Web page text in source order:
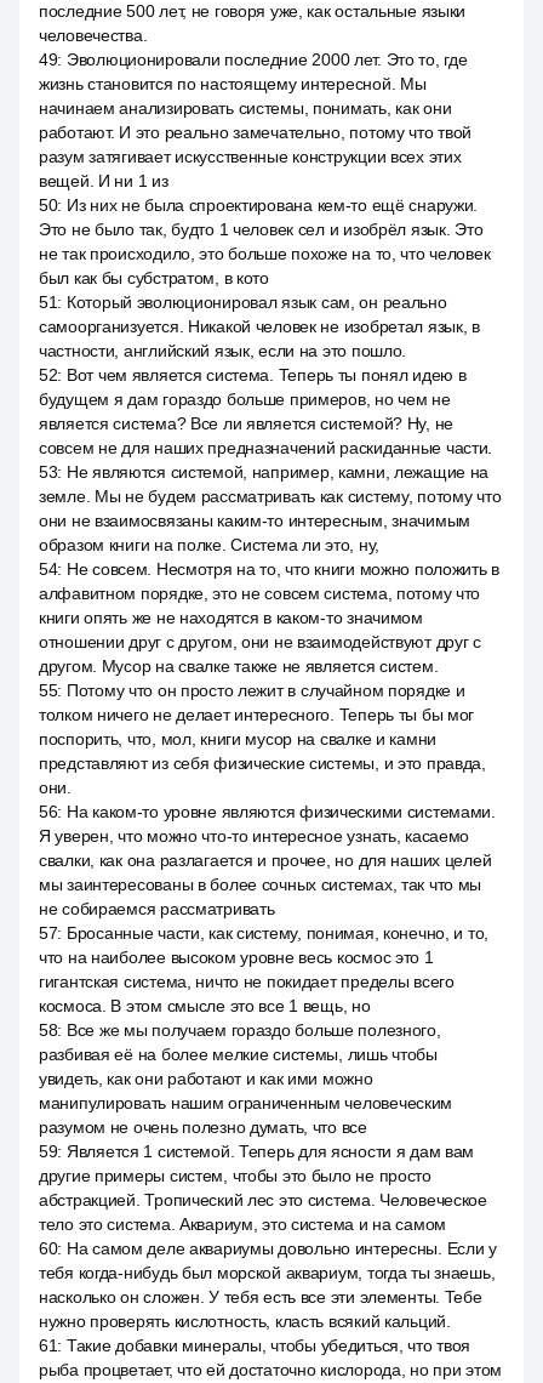
последние 500 лет, не говоря уже, как остальные языки
человечества.
49: Эволюционировали последние 2000 лет. Это то, где
жизнь становится по настоящему интересной. Мы
начинаем анализировать системы, понимать, как они
работают. И это реально замечательно, потому что твой
разум затягивает искусственные конструкции всех этих
вещей. И ни 1 из
50: Из них не была спроектирована кем-то ещё снаружи.
Это не было так, будто 1 человек сел и изобрёл язык. Это
не так происходило, это больше похоже на то, что человек
был как бы субстратом, в кото
51: Который эволюционировал язык сам, он реально
самоорганизуется. Никакой человек не изобретал язык, в
частности, английский язык, если на это пошло.
52: Вот чем является система. Теперь ты понял идею в
будущем я дам гораздо больше примеров, но чем не
является система? Все ли является системой? Ну, не
совсем не для наших предназначений раскиданные части.
53: Не являются системой, например, камни, лежащие на
земле. Мы не будем рассматривать как систему, потому что
они не взаимосвязаны каким-то интересным, значимым
образом книги на полке. Система ли это, ну,
54: Не совсем. Несмотря на то, что книги можно положить в
алфавитном порядке, это не совсем система, потому что
книги опять же не находятся в каком-то значимом
отношении друг с другом, они не взаимодействуют друг с
другом. Мусор на свалке также не является систем.
55: Потому что он просто лежит в случайном порядке и
толком ничего не делает интересного. Теперь ты бы мог
поспорить, что, мол, книги мусор на свалке и камни
представляют из себя физические системы, и это правда,
они.
56: На каком-то уровне являются физическими системами.
Я уверен, что можно что-то интересное узнать, касаемо
свалки, как она разлагается и прочее, но для наших целей
мы заинтересованы в более сочных системах, так что мы
не собираемся рассматривать
57: Бросанные части, как систему, понимая, конечно, и то,
что на наиболее высоком уровне весь космос это 1
гигантская система, ничто не покидает пределы всего
космоса. В этом смысле это все 1 вещь, но
58: Все же мы получаем гораздо больше полезного,
разбивая её на более мелкие системы, лишь чтобы
увидеть, как они работают и как ими можно
манипулировать нашим ограниченным человеческим
разумом не очень полезно думать, что все
59: Является 1 системой. Теперь для ясности я дам вам
другие примеры систем, чтобы это было не просто
абстракцией. Тропический лес это система. Человеческое
тело это система. Аквариум, это система и на самом
60: На самом деле аквариумы довольно интересны. Если у
тебя когда-нибудь был морской аквариум, тогда ты знаешь,
насколько он сложен. У тебя есть все эти элементы. Тебе
нужно проверять кислотность, класть всякий кальций.
61: Такие добавки минералы, чтобы убедиться, что твоя
рыба процветает, что ей достаточно кислорода, но при этом